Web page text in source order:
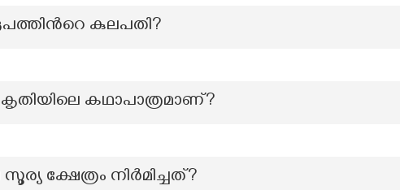
കുലപതി?
കഥാപാത്രമാണ്?
ക്ഷേത്രം നിർമിച്ചത്?